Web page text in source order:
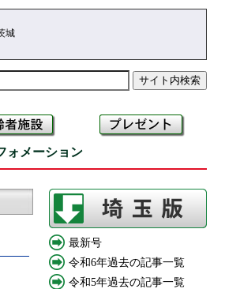
城
ォメーション
最新号
令和6年過去の記事一覧
令和5年過去の記事一覧